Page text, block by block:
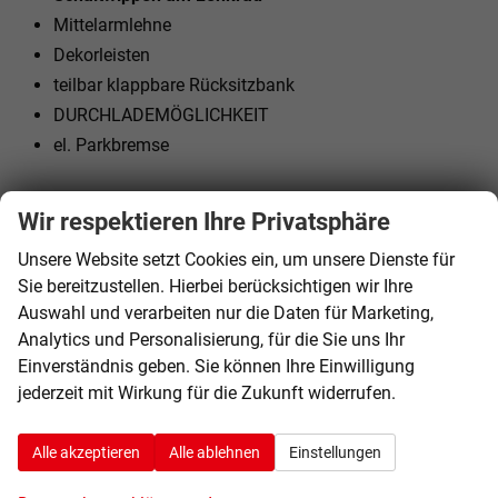
Mittelarmlehne
Dekorleisten
teilbar klappbare Rücksitzbank
DURCHLADEMÖGLICHKEIT
el. Parkbremse
5-trg.
el. Fensterheber vorne + hinten
Dachreling silber
el. heranklappbare und beheizbare Außenspiegel
Spiegel automatisch abblendend
Colorverglasung
Licht und Sicht
LED-SCHEINWERFER (VOLL)
Wir respektieren Ihre Privatsphäre
Unsere Website setzt Cookies ein, um unsere Dienste für
Sie bereitzustellen. Hierbei berücksichtigen wir Ihre
Auswahl und verarbeiten nur die Daten für Marketing,
Analytics und Personalisierung, für die Sie uns Ihr
Einverständnis geben. Sie können Ihre Einwilligung
jederzeit mit Wirkung für die Zukunft widerrufen.
Alle akzeptieren Alle ablehnen Einstellungen